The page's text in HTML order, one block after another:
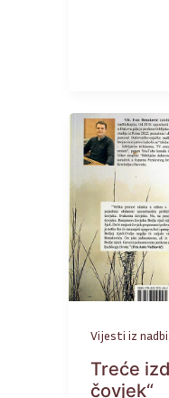
Vijesti iz
Treće
čovjek“